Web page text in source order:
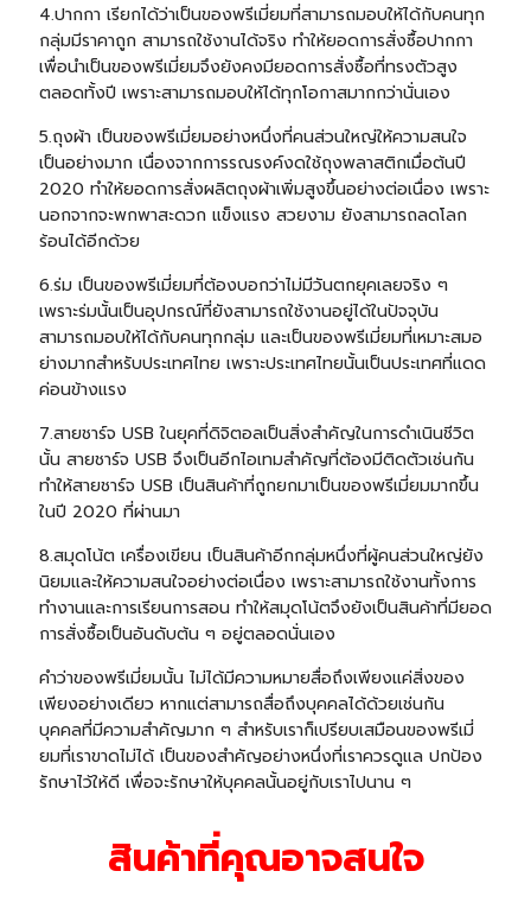
4.ปากกาเรียกได้ว่าเป็นของพรีเมี่ยมที่สามารถมอบให้ได้กับคนทุก
กลุ่มมีราคาถูก สามารถใช้งานได้จริง ทำให้ยอดการสั่งซื้อปากกา
เพื่อนำเป็นของพรีเมี่ยมจึงยังคงมียอดการสั่งซื้อที่ทรงตัวสูง
ตลอดทั้งปี เพราะสามารถมอบให้ได้ทุกโอกาสมากกว่านั่นเอง
5.ถุงผ้า เป็นของพรีเมี่ยมอย่างหนึ่งที่คนส่วนใหญ่ให้ความสนใจ
เป็นอย่างมาก เนื่องจากการรณรงค์งดใช้ถุงพลาสติกเมื่อต้นปี
2020 ทำให้ยอดการสั่งผลิตถุงผ้าเพิ่มสูงขึ้นอย่างต่อเนื่อง เพราะ
นอกจากจะพกพาสะดวก แข็งแรง สวยงาม ยังสามารถลดโลก
ร้อนได้อีกด้วย
6.ร่ม เป็นของพรีเมี่ยมที่ต้องบอกว่าไม่มีวันตกยุคเลยจริง ๆ
เพราะร่มนั้นเป็นอุปกรณ์ที่ยังสามารถใช้งานอยู่ได้ในปัจจุบัน
สามารถมอบให้ได้กับคนทุกกลุ่ม และเป็นของพรีเมี่ยมที่เหมาะสมอ
ย่างมากสำหรับประเทศไทย เพราะประเทศไทยนั้นเป็นประเทศที่แดด
ค่อนข้างแรง
7.สายชาร์จ USB ในยุคที่ดิจิตอลเป็นสิ่งสำคัญในการดำเนินชีวิต
นั้น สายชาร์จ USB จึงเป็นอีกไอเทมสำคัญที่ต้องมีติดตัวเช่นกัน
ทำให้สายชาร์จ USB เป็นสินค้าที่ถูกยกมาเป็นของพรีเมี่ยมมากขึ้น
ในปี 2020 ที่ผ่านมา
8.สมุดโน้ต เครื่องเขียน เป็นสินค้าอีกกลุ่มหนึ่งที่ผู้คนส่วนใหญ่ยัง
นิยมและให้ความสนใจอย่างต่อเนื่อง เพราะสามารถใช้งานทั้งการ
ทำงานและการเรียนการสอน ทำให้สมุดโน้ตจึงยังเป็นสินค้าที่มียอด
การสั่งซื้อเป็นอันดับต้น ๆ อยู่ตลอดนั่นเอง
คำว่าของพรีเมี่ยมนั้น ไม่ได้มีความหมายสื่อถึงเพียงแค่สิ่งของ
เพียงอย่างเดียว หากแต่สามารถสื่อถึงบุคคลได้ด้วยเช่นกัน
บุคคลที่มีความสำคัญมาก ๆ สำหรับเราก็เปรียบเสมือนของพรีเมี่
ยมที่เราขาดไม่ได้ เป็นของสำคัญอย่างหนึ่งที่เราควรดูแล ปกป้อง
รักษาไว้ให้ดี เพื่อจะรักษาให้บุคคลนั้นอยู่กับเราไปนาน ๆ
สินค้าที่คุณอาจสนใจ